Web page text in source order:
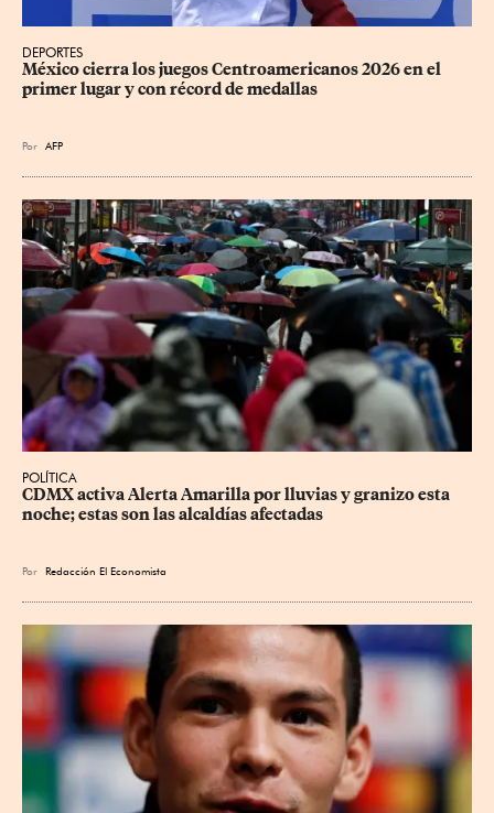
DEPORTES
México cierra los juegos Centroamericanos 2026 en el
primer lugar y con récord de medallas
Por AFP
POLÍTICA
CDMX activa Alerta Amarilla por lluvias y granizo esta
noche; estas son las alcaldías afectadas
Por Redacción El Economista